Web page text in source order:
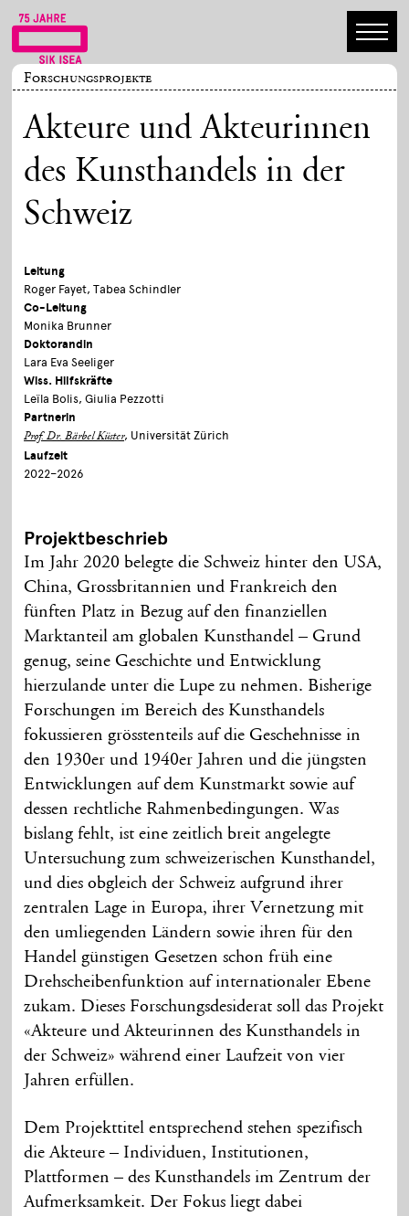
Forschungsprojekte
Akteure und Akteurinnen
des Kunsthandels in der
Schweiz
Leitung
Roger Fayet, Tabea Schindler
Co-Leitung
Monika Brunner
Doktorandin
Lara Eva Seeliger
Wiss. Hilfskräfte
Leïla Bolis, Giulia Pezzotti
Partnerin
Prof. Dr. Bärbel Küster, Universität Zürich
Laufzeit
2022–2026
Projektbeschrieb
Im Jahr 2020 belegte die Schweiz hinter den USA,
China, Grossbritannien und Frankreich den
fünften Platz in Bezug auf den finanziellen
Marktanteil am globalen Kunsthandel – Grund
genug, seine Geschichte und Entwicklung
hierzulande unter die Lupe zu nehmen. Bisherige
Forschungen im Bereich des Kunsthandels
fokussieren grösstenteils auf die Geschehnisse in
den 1930er und 1940er Jahren und die jüngsten
Entwicklungen auf dem Kunstmarkt sowie auf
dessen rechtliche Rahmenbedingungen. Was
bislang fehlt, ist eine zeitlich breit angelegte
Untersuchung zum schweizerischen Kunsthandel,
und dies obgleich der Schweiz aufgrund ihrer
zentralen Lage in Europa, ihrer Vernetzung mit
den umliegenden Ländern sowie ihren für den
Handel günstigen Gesetzen schon früh eine
Drehscheibenfunktion auf internationaler Ebene
zukam. Dieses Forschungsdesiderat soll das Projekt
«Akteure und Akteurinnen des Kunsthandels in
der Schweiz» während einer Laufzeit von vier
Jahren erfüllen.
Dem Projekttitel entsprechend stehen spezifisch
die Akteure – Individuen, Institutionen,
Plattformen – des Kunsthandels im Zentrum der
Aufmerksamkeit. Der Fokus liegt dabei